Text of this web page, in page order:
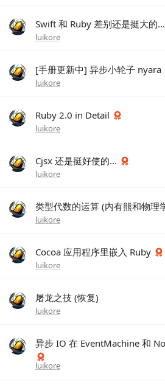
Swift 和 Ruby 差别还是挺大的...
luikore
[手册更新中] 异步小轮子 nyara
luikore
Ruby 2.0 in Detail
luikore
Cjsx 还是挺好使的...
luikore
类型代数的运算 (内有熊和物理
luikore
Cocoa 应用程序里嵌入 Ruby
luikore
屠龙之技 (恢复)
luikore
异步 IO 在 EventMachine 和
luikore